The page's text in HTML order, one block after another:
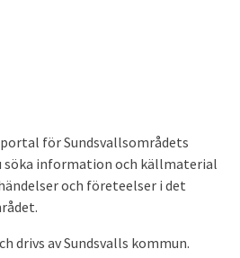
för Sundsvallsområdets
söka information och källmaterial
och företeelser i det
drivs av Sundsvalls kommun.